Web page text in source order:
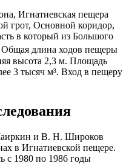
Игнатиевская пещера
грот, Основной коридор,
в который из Большого
Общая длина ходов пещеры
высота 2,3 м. Площадь
3 тысяч м³. Вход в пещеру
и В. Н. Широков
в Игнатиевской пещере.
с 1980 по 1986 годы